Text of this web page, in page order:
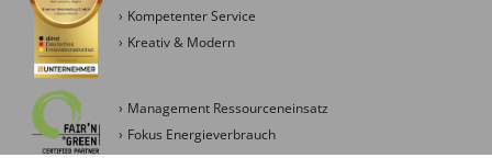
Kompetenter Service
Kreativ & Modern
Management Ressourceneinsatz
Fokus Energieverbrauch